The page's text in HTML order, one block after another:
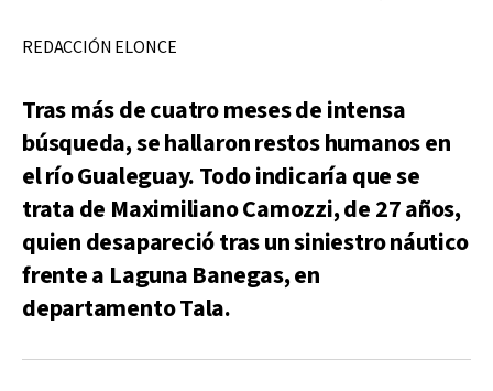
REDACCIÓN ELONCE
Tras más de cuatro meses de intensa
búsqueda, se hallaron restos humanos en
el río Gualeguay. Todo indicaría que se
trata de Maximiliano Camozzi, de 27 años,
quien desapareció tras un siniestro náutico
frente a Laguna Banegas, en
departamento Tala.